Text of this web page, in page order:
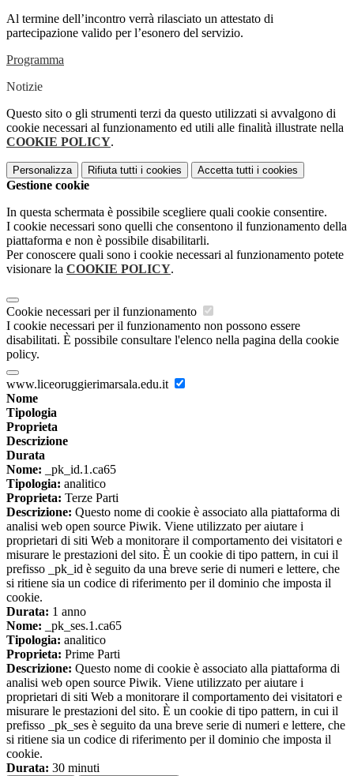
Al termine dell’incontro verrà rilasciato un attestato di
partecipazione valido per l’esonero del servizio.
Programma
Notizie
Questo sito o gli strumenti terzi da questo utilizzati si avvalgono di
cookie necessari al funzionamento ed utili alle finalità illustrate nella
COOKIE POLICY.
Personalizza Rifiuta tutti i cookies Accetta tutti i cookies
Gestione cookie
In questa schermata è possibile scegliere quali cookie consentire.
I cookie necessari sono quelli che consentono il funzionamento della
piattaforma e non è possibile disabilitarli.
Per conoscere quali sono i cookie necessari al funzionamento potete
visionare la COOKIE POLICY.
Cookie necessari per il funzionamento
I cookie necessari per il funzionamento non possono essere
disabilitati. È possibile consultare l'elenco nella pagina della cookie
policy.
www.liceoruggierimarsala.edu.it
Nome
Tipologia
Proprieta
Descrizione
Durata
Nome: _pk_id.1.ca65
Tipologia: analitico
Proprieta: Terze Parti
Descrizione: Questo nome di cookie è associato alla piattaforma di
analisi web open source Piwik. Viene utilizzato per aiutare i
proprietari di siti Web a monitorare il comportamento dei visitatori e
misurare le prestazioni del sito. È un cookie di tipo pattern, in cui il
prefisso _pk_id è seguito da una breve serie di numeri e lettere, che
si ritiene sia un codice di riferimento per il dominio che imposta il
cookie.
Durata: 1 anno
Nome: _pk_ses.1.ca65
Tipologia: analitico
Proprieta: Prime Parti
Descrizione: Questo nome di cookie è associato alla piattaforma di
analisi web open source Piwik. Viene utilizzato per aiutare i
proprietari di siti Web a monitorare il comportamento dei visitatori e
misurare le prestazioni del sito. È un cookie di tipo pattern, in cui il
prefisso _pk_ses è seguito da una breve serie di numeri e lettere, che
si ritiene sia un codice di riferimento per il dominio che imposta il
cookie.
Durata: 30 minuti